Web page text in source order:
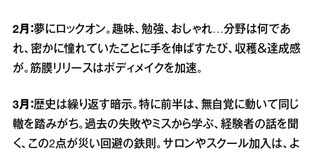
2月：夢にロックオン。趣味、勉強、おしゃれ…分野は何であ
れ、密かに憧れていたことに手を伸ばすたび、収穫＆達成感
が。筋膜リリースはボディメイクを加速。
3月：歴史は繰り返す暗示。特に前半は、無自覚に動いて同じ
轍を踏みがち。過去の失敗やミスから学ぶ、経験者の話を聞
く、この2点が災い回避の鉄則。サロンやスクール加入は、よ